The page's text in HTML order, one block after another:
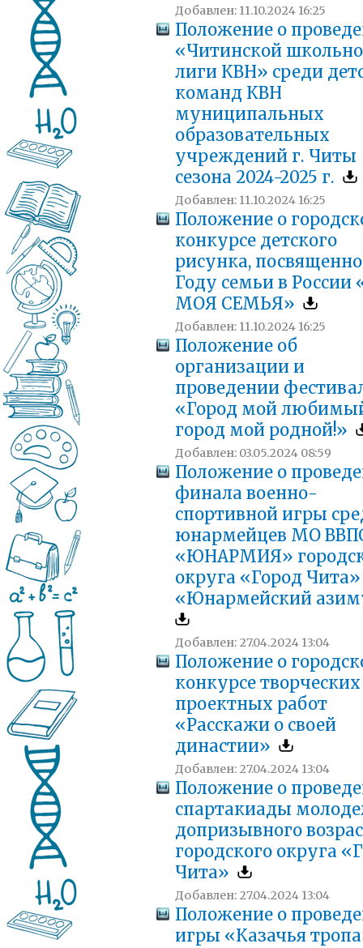
Добавлен: 11.10.2024 16:25
Положение о
«Читинской
лиги КВН» среди
команд КВН
муниципальных
образовательных
учреждений г. Читы
сезона 2024-2025 г.
Добавлен: 11.10.2024 16:25
Положение о
конкурсе детского
рисунка,
Году семьи в России
МОЯ СЕМЬЯ»
Добавлен: 11.10.2024 16:25
Положение об
организации и
проведении
«Город мой
город мой родной!»
Добавлен: 03.05.2024 08:59
Положение о
финала военно-
спортивной игры
юнармейцев МО
«ЮНАРМИЯ»
округа «Город Чита»
«Юнармейский
Добавлен: 27.04.2024 13:04
Положение о
конкурсе
проектных работ
«Расскажи о своей
династии»
Добавлен: 27.04.2024 13:04
Положение о
спартакиады
допризывного
городского округа
Чита»
Добавлен: 27.04.2024 13:04
Положение о
игры «Казачья